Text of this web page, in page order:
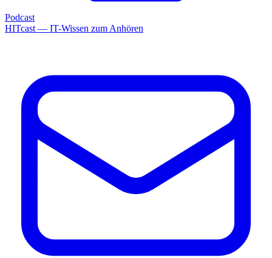
Podcast
HITcast — IT-Wissen zum Anhören